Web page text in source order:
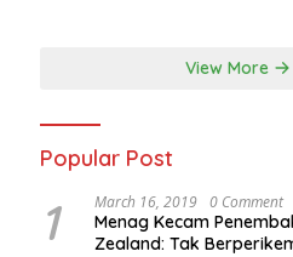
View More
Popular Post
1 March 16, 2019 0 Comment
Menag Kecam
Zealand: Tak